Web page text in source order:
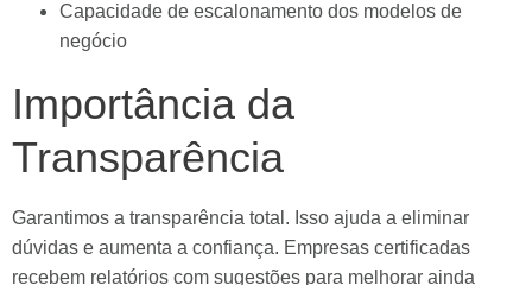
Capacidade de escalonamento dos modelos de
negócio
Importância da
Transparência
Garantimos a transparência total. Isso ajuda a eliminar
dúvidas e aumenta a confiança. Empresas certificadas
recebem relatórios com sugestões para melhorar ainda